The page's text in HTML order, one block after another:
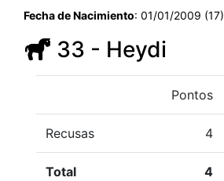
Fecha de Nacimiento: 01/01/2009 (17)
33 - Heydi
Pontos
Recusas 4
Total 4